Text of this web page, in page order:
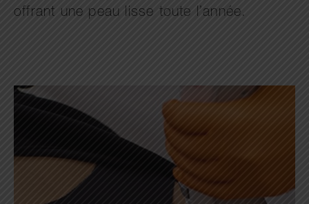
offrant une peau lisse toute l’année.